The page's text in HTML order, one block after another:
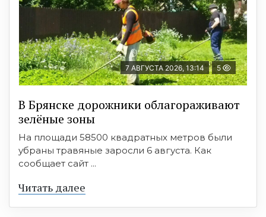
7 АВГУСТА 2026, 13:14 5
В Брянске дорожники облагораживают
зелёные зоны
На площади 58500 квадратных метров были
убраны травяные заросли 6 августа. Как
сообщает сайт ...
Читать далее